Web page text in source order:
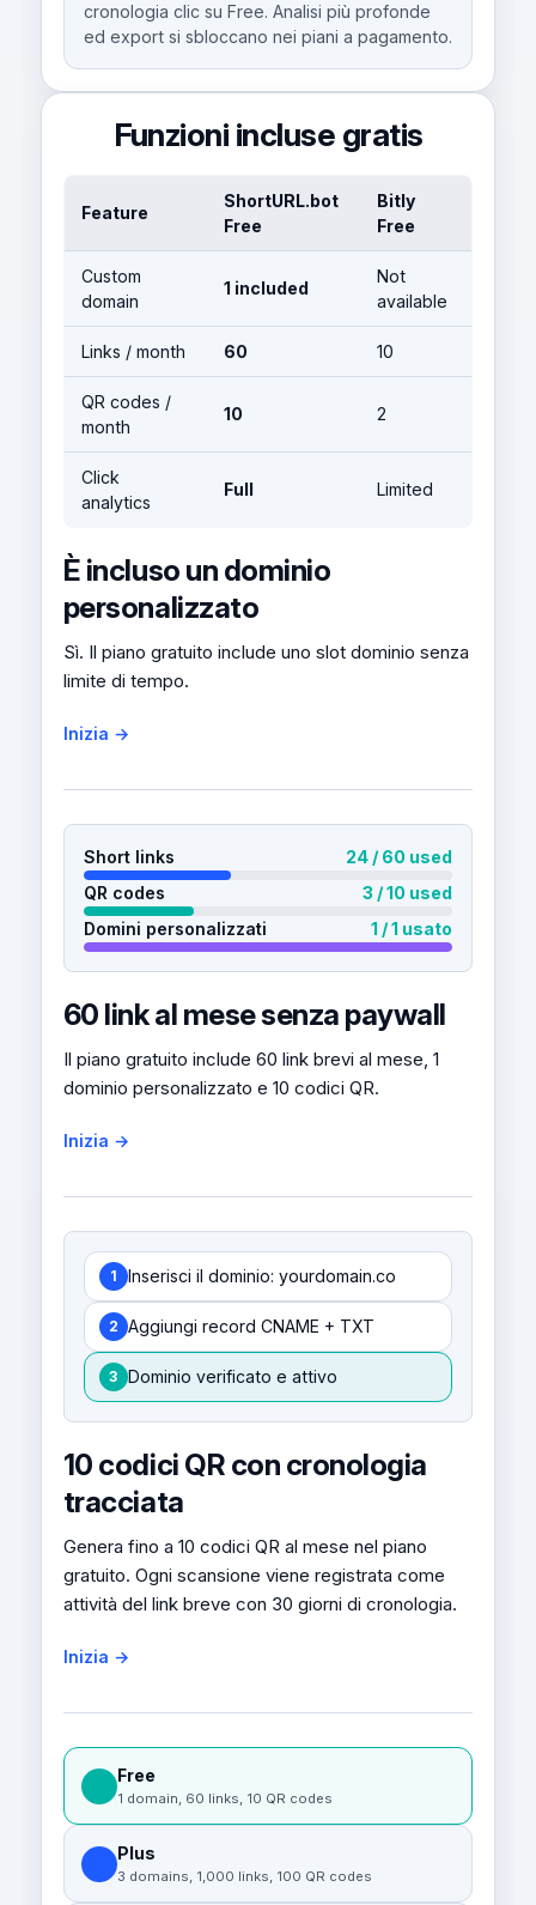
cronologia clic su Free. Analisi più profonde
ed export si sbloccano nei piani a pagamento.
Funzioni incluse gratis
Feature
ShortURL.bot
Free
Bitly
Free
Custom
domain
1 included
Not
available
Links / month 60 10
QR codes /
month
10 2
Click
analytics
Full Limited
È incluso un dominio
personalizzato
Sì. Il piano gratuito include uno slot dominio senza
limite di tempo.
Inizia →
Short links
24 / 60 used
QR codes
3 / 10 used
Domini personalizzati
1 / 1 usato
60 link al mese senza paywall
Il piano gratuito include 60 link brevi al mese, 1
dominio personalizzato e 10 codici QR.
Inizia →
1 Inserisci il dominio: yourdomain.co
2 Aggiungi record CNAME + TXT
3 Dominio verificato e attivo
10 codici QR con cronologia
tracciata
Genera fino a 10 codici QR al mese nel piano
gratuito. Ogni scansione viene registrata come
attività del link breve con 30 giorni di cronologia.
Inizia →
Free
1 domain, 60 links, 10 QR codes
Plus
3 domains, 1,000 links, 100 QR codes